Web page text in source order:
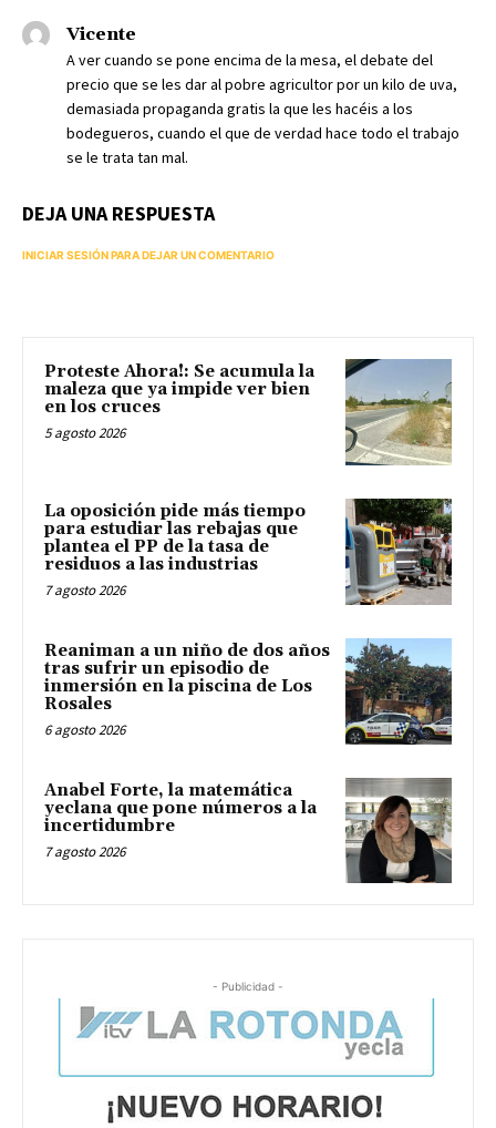
Vicente
A ver cuando se pone encima de la mesa, el debate del
precio que se les dar al pobre agricultor por un kilo de uva,
demasiada propaganda gratis la que les hacéis a los
bodegueros, cuando el que de verdad hace todo el trabajo
se le trata tan mal.
DEJA UNA RESPUESTA
INICIAR SESIÓN PARA DEJAR UN COMENTARIO
Proteste Ahora!: Se acumula la
maleza que ya impide ver bien
en los cruces
5 agosto 2026
La oposición pide más tiempo
para estudiar las rebajas que
plantea el PP de la tasa de
residuos a las industrias
7 agosto 2026
Reaniman a un niño de dos años
tras sufrir un episodio de
inmersión en la piscina de Los
Rosales
6 agosto 2026
Anabel Forte, la matemática
yeclana que pone números a la
incertidumbre
7 agosto 2026
- Publicidad -